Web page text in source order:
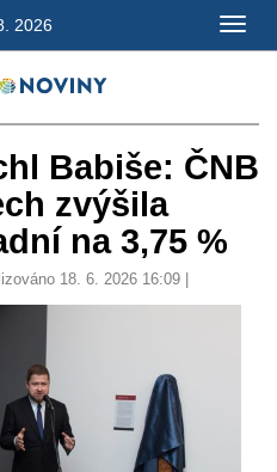
2026
Babiše: ČNB
zvýšila
na 3,75 %
18. 6. 2026 16:09 |